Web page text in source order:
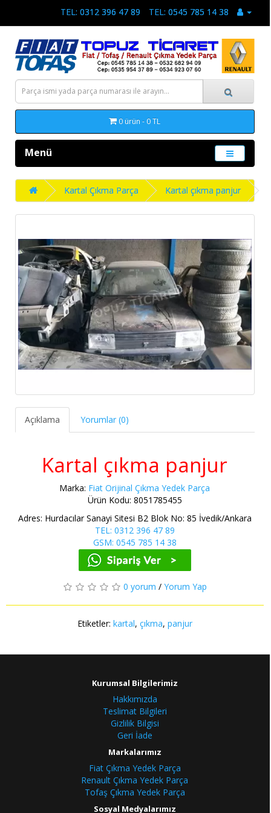
TEL: 0312 396 47 89 TEL: 0545 785 14 38
0 ürün - 0 TL
Menü
Kartal Çıkma Parça Kartal çıkma panjur
Açıklama Yorumlar (0)
Kartal çıkma panjur
Marka: Fiat Orijinal Çıkma Yedek Parça
Ürün Kodu: 8051785455
Adres: Hurdacılar Sanayi Sitesi B2 Blok No: 85 İvedik/Ankara
TEL: 0312 396 47 89
GSM: 0545 785 14 38
0 yorum / Yorum Yap
Etiketler: kartal, çıkma, panjur
Kurumsal Bilgilerimiz
Hakkımızda
Teslimat Bilgileri
Gizlilik Bilgisi
Geri İade
Markalarımız
Fiat Çıkma Yedek Parça
Renault Çıkma Yedek Parça
Tofaş Çıkma Yedek Parça
Sosyal Medyalarımız